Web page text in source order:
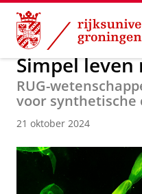
Skip
Content
Skip
Navigation
Over ons Actueel
Simpel leven
RUG-
voor synthetische
21 oktober 2024